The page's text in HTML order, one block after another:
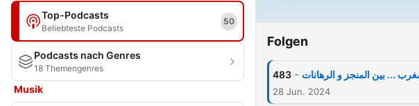
Top-Podcasts
Beliebteste Podcasts
50
Podcasts nach Genres
18 Themengenres
Musik
Folgen
483 - ... بين المنجز و الرهانات
28 Jun. 2024